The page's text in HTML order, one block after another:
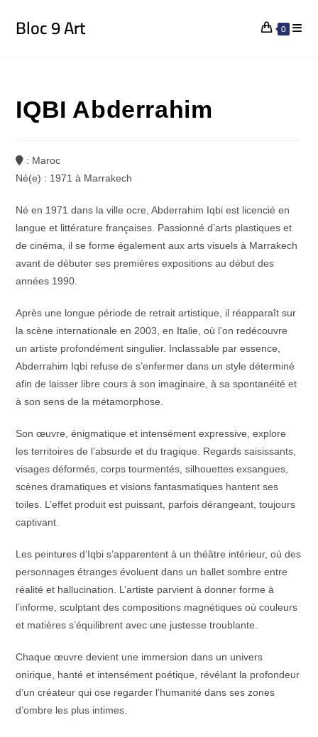
Bloc 9 Art 0
IQBI Abderrahim
: Maroc
Né(e) : 1971 à Marrakech
Né en 1971 dans la ville ocre, Abderrahim Iqbi est licencié en
langue et littérature françaises. Passionné d’arts plastiques et
de cinéma, il se forme également aux arts visuels à Marrakech
avant de débuter ses premières expositions au début des
années 1990.
Après une longue période de retrait artistique, il réapparaît sur
la scène internationale en 2003, en Italie, où l’on redécouvre
un artiste profondément singulier. Inclassable par essence,
Abderrahim Iqbi refuse de s’enfermer dans un style déterminé
afin de laisser libre cours à son imaginaire, à sa spontanéité et
à son sens de la métamorphose.
Son œuvre, énigmatique et intensément expressive, explore
les territoires de l’absurde et du tragique. Regards saisissants,
visages déformés, corps tourmentés, silhouettes exsangues,
scènes dramatiques et visions fantasmatiques hantent ses
toiles. L’effet produit est puissant, parfois dérangeant, toujours
captivant.
Les peintures d’Iqbi s’apparentent à un théâtre intérieur, où des
personnages étranges évoluent dans un ballet sombre entre
réalité et hallucination. L’artiste parvient à donner forme à
l’informe, sculptant des compositions magnétiques où couleurs
et matières s’équilibrent avec une justesse troublante.
Chaque œuvre devient une immersion dans un univers
onirique, hanté et intensément poétique, révélant la profondeur
d’un créateur qui ose regarder l’humanité dans ses zones
d’ombre les plus intimes.